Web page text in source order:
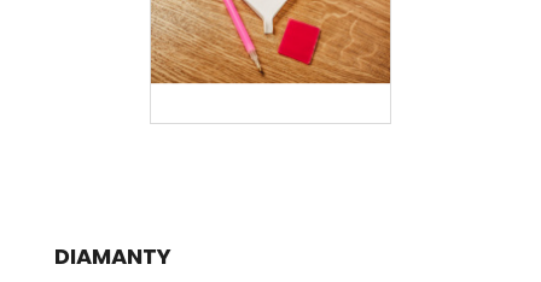
DIAMANTY